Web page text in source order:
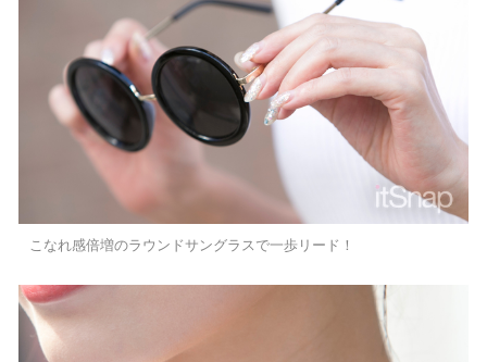
こなれ感倍増のラウンドサングラスで一歩リード！